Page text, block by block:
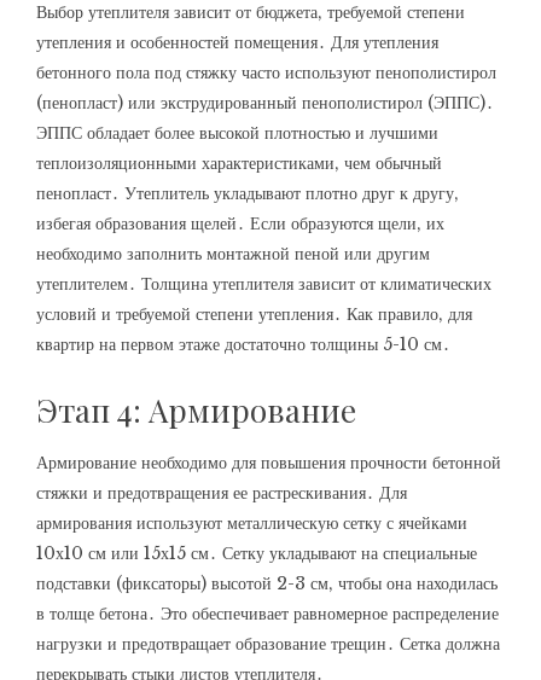
Выбор утеплителя зависит от бюджета‚ требуемой степени
утепления и особенностей помещения․ Для утепления
бетонного пола под стяжку часто используют пенополистирол
(пенопласт) или экструдированный пенополистирол (ЭППС)․
ЭППС обладает более высокой плотностью и лучшими
теплоизоляционными характеристиками‚ чем обычный
пенопласт․ Утеплитель укладывают плотно друг к другу‚
избегая образования щелей․ Если образуются щели‚ их
необходимо заполнить монтажной пеной или другим
утеплителем․ Толщина утеплителя зависит от климатических
условий и требуемой степени утепления․ Как правило‚ для
квартир на первом этаже достаточно толщины 5-10 см․
Этап 4: Армирование
Армирование необходимо для повышения прочности бетонной
стяжки и предотвращения ее растрескивания․ Для
армирования используют металлическую сетку с ячейками
10х10 см или 15х15 см․ Сетку укладывают на специальные
подставки (фиксаторы) высотой 2-3 см‚ чтобы она находилась
в толще бетона․ Это обеспечивает равномерное распределение
нагрузки и предотвращает образование трещин․ Сетка должна
перекрывать стыки листов утеплителя․